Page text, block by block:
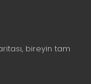
bireyin tam